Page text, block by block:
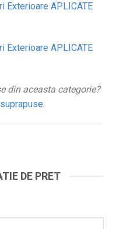
Exterioare APLICATE
Exterioare APLICATE
din aceasta categorie?
.
DE PRET